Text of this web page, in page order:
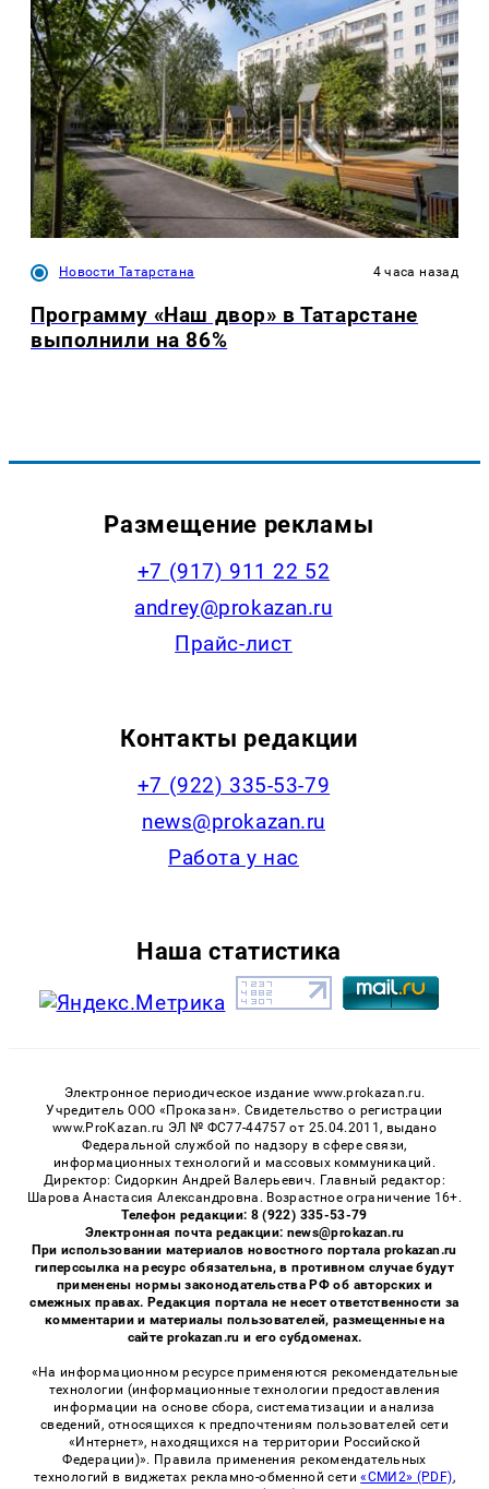
Новости Татарстана 4 часа назад
Программу «Наш двор» в Татарстане
выполнили на 86%
Размещение рекламы
+7 (917) 911 22 52
andrey@prokazan.ru
Прайс-лист
Контакты редакции
+7 (922) 335-53-79
news@prokazan.ru
Работа у нас
Наша статистика
Электронное периодическое издание www.prokazan.ru.
Учредитель ООО «Проказан». Cвидетельство о регистрации
www.ProKazan.ru ЭЛ № ФС77-44757 от 25.04.2011, выдано
Федеральной службой по надзору в сфере связи,
информационных технологий и массовых коммуникаций.
Директор: Сидоркин Андрей Валерьевич. Главный редактор:
Шарова Анастасия Александровна. Возрастное ограничение 16+.
Телефон редакции: 8 (922) 335-53-79
Электронная почта редакции: news@prokazan.ru
При использовании материалов новостного портала prokazan.ru
гиперссылка на ресурс обязательна, в противном случае будут
применены нормы законодательства РФ об авторских и
смежных правах. Редакция портала не несет ответственности за
комментарии и материалы пользователей, размещенные на
сайте prokazan.ru и его субдоменах.
«На информационном ресурсе применяются рекомендательные
технологии (информационные технологии предоставления
информации на основе сбора, систематизации и анализа
сведений, относящихся к предпочтениям пользователей сети
«Интернет», находящихся на территории Российской
Федерации)». Правила применения рекомендательных
технологий в виджетах рекламно-обменной сети«СМИ2» (PDF),